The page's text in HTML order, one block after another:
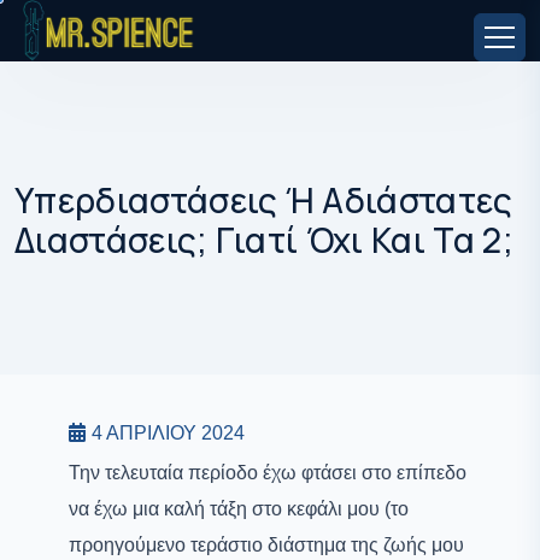
Υπερδιαστάσεις Ή Αδιάστατες
Διαστάσεις; Γιατί Όχι Και Τα 2;
4 ΑΠΡΙΛΊΟΥ 2024
Την τελευταία περίοδο έχω φτάσει στο επίπεδο
να έχω μια καλή τάξη στο κεφάλι μου (το
προηγούμενο τεράστιο διάστημα της ζωής μου